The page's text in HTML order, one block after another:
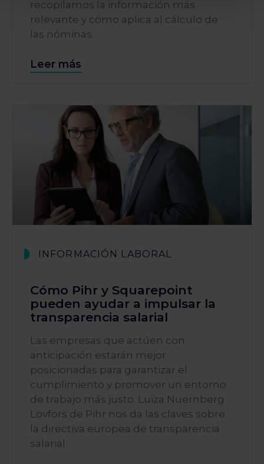
recopilamos la información más
relevante y cómo aplica al cálculo de
las nóminas.
Leer más
INFORMACIÓN LABORAL
Cómo Pihr y Squarepoint
pueden ayudar a impulsar la
transparencia salarial
Las empresas que actúen con
anticipación estarán mejor
posicionadas para garantizar el
cumplimiento y promover un entorno
de trabajo más justo. Luiza Nuernberg
Lövfors de Pihr nos da las claves sobre
la directiva europea de transparencia
salarial.